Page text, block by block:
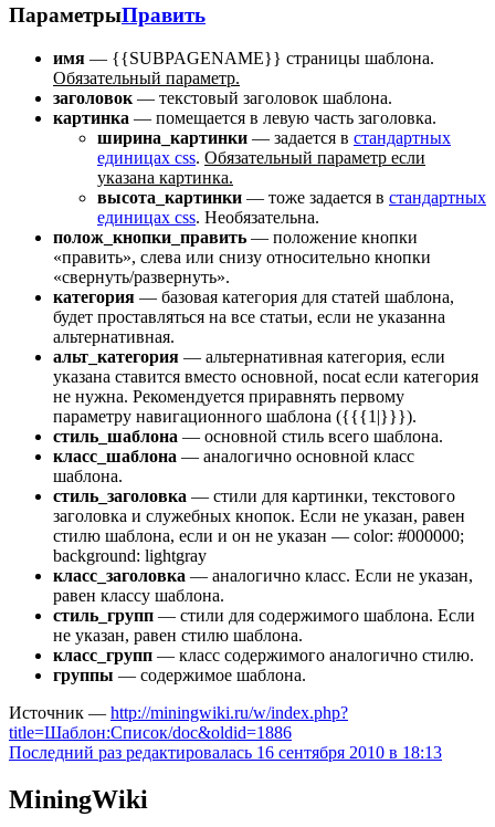
ПараметрыПравить
имя — {{SUBPAGENAME}} страницы шаблона.
Обязательный параметр.
заголовок — текстовый заголовок шаблона.
картинка — помещается в левую часть заголовка.
ширина_картинки — задается в стандартных
единицах css. Обязательный параметр если
указана картинка.
высота_картинки — тоже задается в стандартных
единицах css. Необязательна.
полож_кнопки_править — положение кнопки
«править», слева или снизу относительно кнопки
«свернуть/развернуть».
категория — базовая категория для статей шаблона,
будет проставляться на все статьи, если не указанна
альтернативная.
альт_категория — альтернативная категория, если
указана ставится вместо основной, nocat если категория
не нужна. Рекомендуется приравнять первому
параметру навигационного шаблона ({{{1|}}}).
стиль_шаблона — основной стиль всего шаблона.
класс_шаблона — аналогично основной класс
шаблона.
стиль_заголовка — стили для картинки, текстового
заголовка и служебных кнопок. Если не указан, равен
стилю шаблона, если и он не указан — color: #000000;
background: lightgray
класс_заголовка — аналогично класс. Если не указан,
равен классу шаблона.
стиль_групп — стили для содержимого шаблона. Если
не указан, равен стилю шаблона.
класс_групп — класс содержимого аналогично стилю.
группы — содержимое шаблона.
Источник — http://miningwiki.ru/w/index.php?
title=Шаблон:Список/doc&oldid=1886
Последний раз редактировалась 16 сентября 2010 в 18:13
MiningWiki